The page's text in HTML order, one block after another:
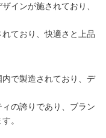
インが施されており、
ており、快適さと上品
で製造されており、デ
の誇りであり、ブラン
。